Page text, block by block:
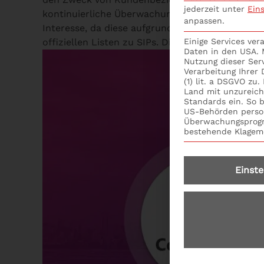
kontinuierliche Überwachung von SIPs
Interesse, da diese aufgrund einer aktuellen
offiziellen Listen zu SIPs. Die Erstellung und
jederzeit unter
anpassen.
Einige Services
Daten in den
Nutzung dieser
Verarbeitung Ihrer
(1) lit. a DSGVO
Land mit
Standards ein. So
US-Behörden
bestehende